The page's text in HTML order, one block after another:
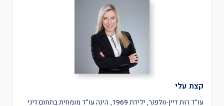
קצת עלי
עו"ד רות דיין-וולפנר, ילידת 1969, הינה עו"ד מומחית בתחום דיני